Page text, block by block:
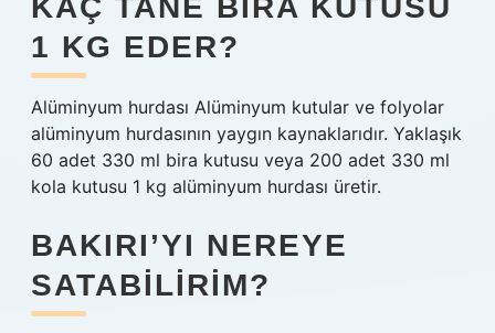
KAÇ TANE BIRA KUTUSU
1 KG EDER?
Alüminyum hurdası Alüminyum kutular ve folyolar
alüminyum hurdasının yaygın kaynaklarıdır. Yaklaşık
60 adet 330 ml bira kutusu veya 200 adet 330 ml
kola kutusu 1 kg alüminyum hurdası üretir.
BAKIRI’YI NEREYE
SATABILIRIM?